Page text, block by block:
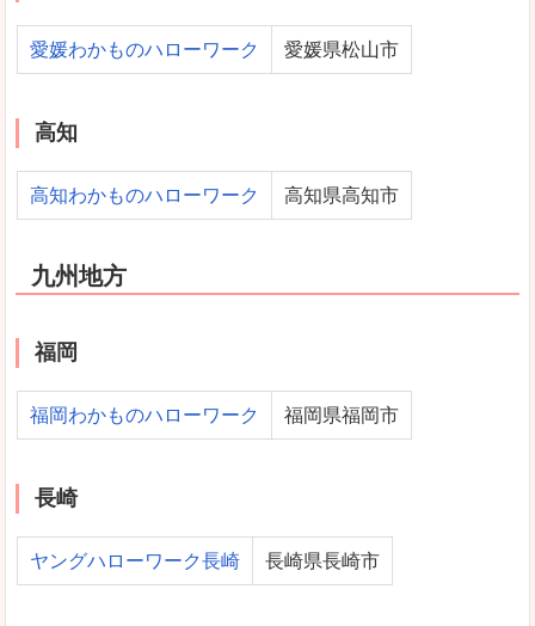
愛媛わかものハローワーク 愛媛県松山市
高知
高知わかものハローワーク 高知県高知市
九州地方
福岡
福岡わかものハローワーク 福岡県福岡市
長崎
ヤングハローワーク長崎 長崎県長崎市